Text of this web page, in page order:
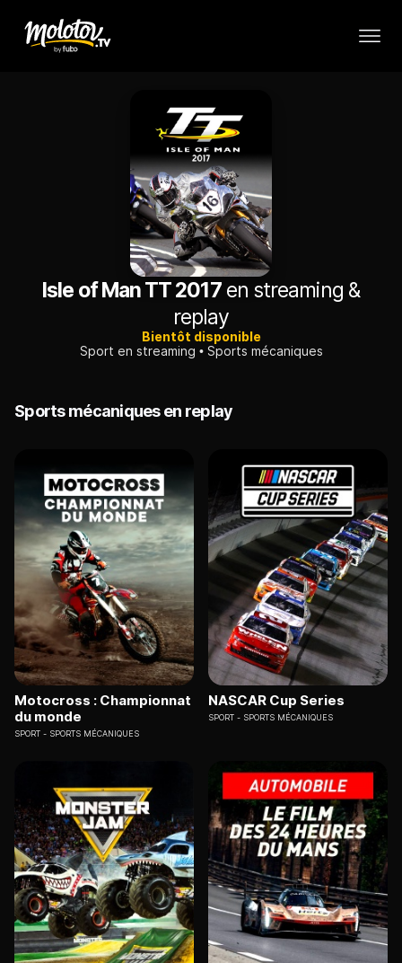
Isle of Man TT 2017en streaming &
replay
Bientôt disponible
Sport en streaming
Sports mécaniques
Sports mécaniques en replay
Motocross : Championnat
du monde
SPORT SPORTS MÉCANIQUES
NASCAR Cup Series
SPORT SPORTS MÉCANIQUES